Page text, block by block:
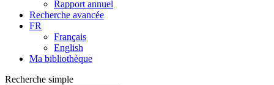
Rapport annuel
Recherche avancée
FR
Français
English
Ma bibliothèque
Recherche simple